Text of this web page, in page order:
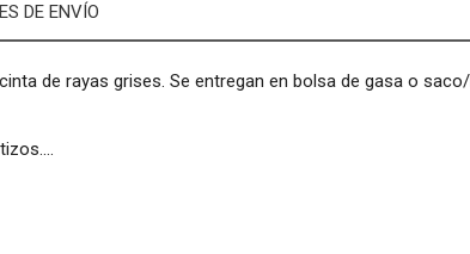
DE ENVÍO
de rayas grises. Se entregan en bolsa de gasa o